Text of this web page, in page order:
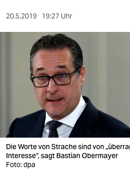
kultur
sport
berlin
wahrheit
verlag
verlag
veranstaltungen
20.5.2019 19:27 Uhr
Die Worte von Strache sind von
Interesse“, sagt Bastian Obermayer
Foto: dpa